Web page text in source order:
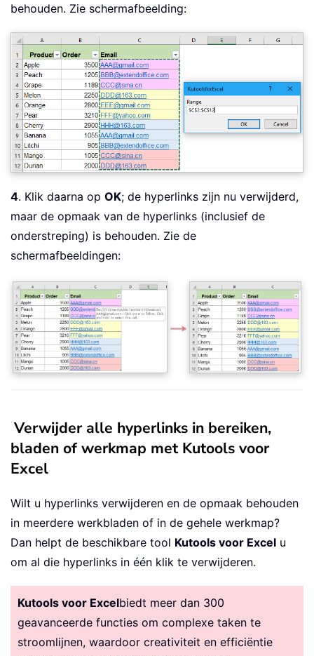
behouden. Zie schermafbeelding:
4. Klik daarna op OK; de hyperlinks zijn nu verwijderd,
maar de opmaak van de hyperlinks (inclusief de
onderstreping) is behouden. Zie de
schermafbeeldingen:
Verwijder alle hyperlinks in bereiken,
bladen of werkmap met Kutools voor
Excel
Wilt u hyperlinks verwijderen en de opmaak behouden
in meerdere werkbladen of in de gehele werkmap?
Dan helpt de beschikbare tool Kutools voor Excel u
om al die hyperlinks in één klik te verwijderen.
Kutools voor Excelbiedt meer dan 300
geavanceerde functies om complexe taken te
stroomlijnen, waardoor creativiteit en efficiëntie